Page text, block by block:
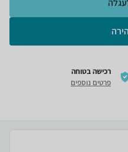
רכישה בטוחה
פרטים נוספים